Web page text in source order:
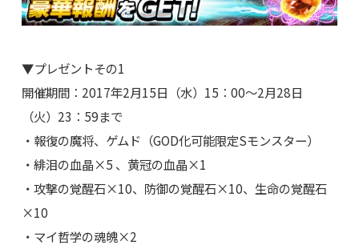
▼プレゼントその1
開催期間：2017年2月15日（水）15：00～2月28日
（火）23：59まで
・報復の魔将、ゲムド（GOD化可能限定Sモンスター）
・緋泪の血晶×5 、黄冠の血晶×1
・攻撃の覚醒石×10、防御の覚醒石×10、生命の覚醒石
×10
・マイ哲学の魂魄×2